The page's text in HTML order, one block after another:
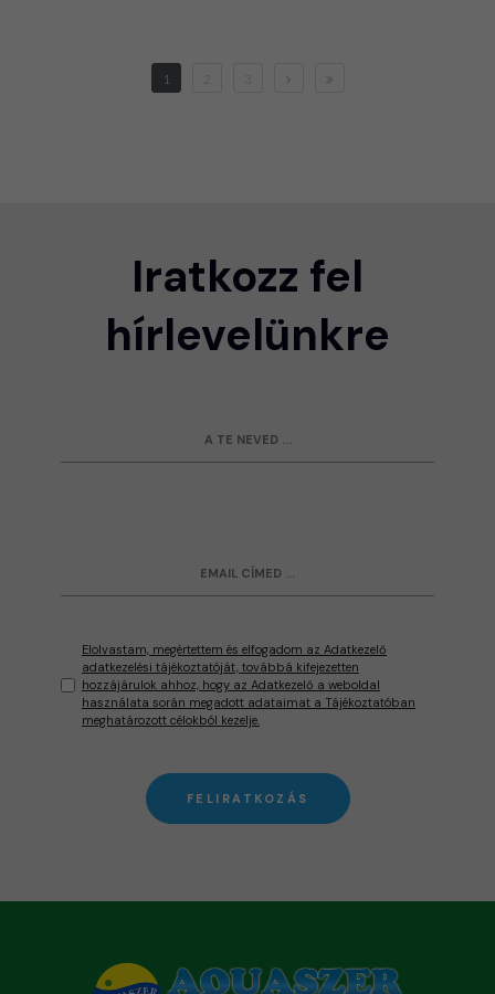
1 2
Iratkozz fel
hírlevelünkre
Elolvastam, megértettem és elfogadom az Adatkezelő
adatkezelési tájékoztatóját, továbbá kifejezetten
hozzájárulok ahhoz, hogy az Adatkezelő a weboldal
használata során megadott adataimat a Tájékoztatóban
meghatározott célokból kezelje.
FELIRATKOZÁS